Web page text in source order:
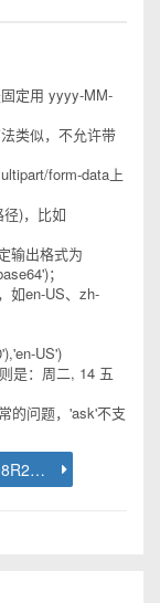
定用 yyyy-MM-
类似，不允许带
form-data上
)，比如
输出格式为
；
如en-US、zh-
US')
是：周二, 14 五
的问题，'ask'不支
MSSQL2008R2读取excel 2007数据